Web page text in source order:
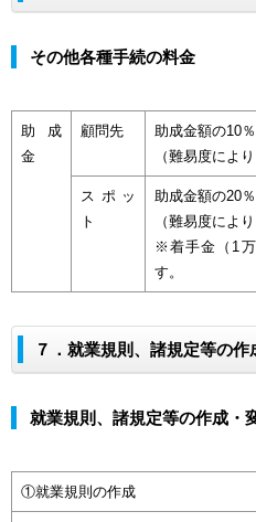
その他各種手続の料金
助成
金
顧問先
助成金額の10
（難易度により
スポッ
ト
助成金額の20
（難易度により
※着手金（1
す。
７．就業規則、諸規定等の作
就業規則、諸規定等の作成・
①就業規則の作成